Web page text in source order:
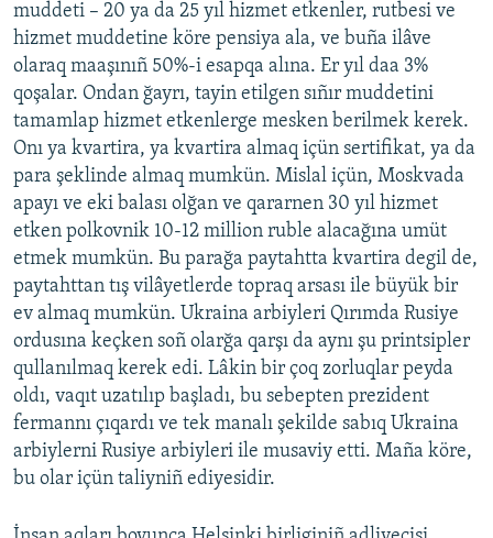
muddeti – 20 ya da 25 yıl hizmet etkenler, rutbesi ve
hizmet muddetine köre pensiya ala, ve buña ilâve
olaraq maaşınıñ 50%-i esapqa alına. Er yıl daa 3%
qoşalar. Ondan ğayrı, tayin etilgen sıñır muddetini
tamamlap hizmet etkenlerge mesken berilmek kerek.
Onı ya kvartira, ya kvartira almaq içün sertifikat, ya da
para şeklinde almaq mumkün. Mislal içün, Moskvada
apayı ve eki balası olğan ve qararnen 30 yıl hizmet
etken polkovnik 10-12 million ruble alacağına umüt
etmek mumkün. Bu parağa paytahtta kvartira degil de,
paytahttan tış vilâyetlerde topraq arsası ile büyük bir
ev almaq mumkün. Ukraina arbiyleri Qırımda Rusiye
ordusına keçken soñ olarğa qarşı da aynı şu printsipler
qullanılmaq kerek edi. Lâkin bir çoq zorluqlar peyda
oldı, vaqıt uzatılıp başladı, bu sebepten prezident
fermannı çıqardı ve tek manalı şekilde sabıq Ukraina
arbiylerni Rusiye arbiyleri ile musaviy etti. Maña köre,
bu olar içün taliyniñ ediyesidir.